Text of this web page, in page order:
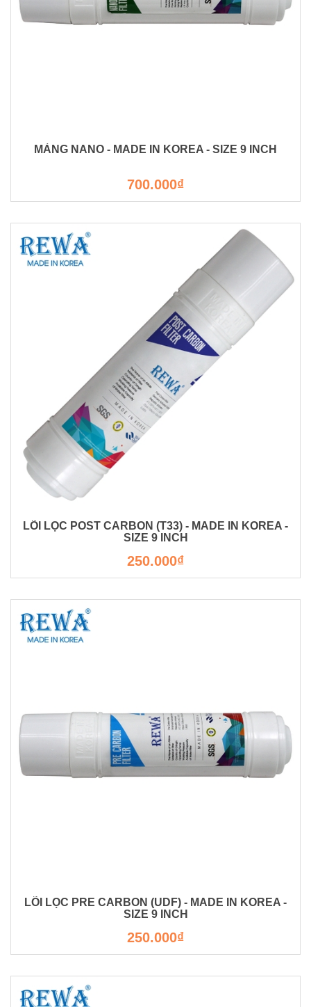
MÀNG NANO - MADE IN KOREA - SIZE 9 INCH
700.000₫
LÕI LỌC POST CARBON (T33) - MADE IN KOREA -
SIZE 9 INCH
250.000₫
LÕI LỌC PRE CARBON (UDF) - MADE IN KOREA -
SIZE 9 INCH
250.000₫